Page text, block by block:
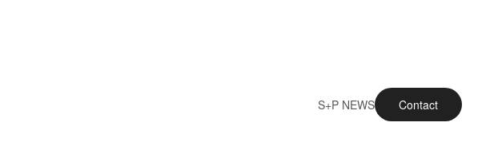
S+P NEWS Contact